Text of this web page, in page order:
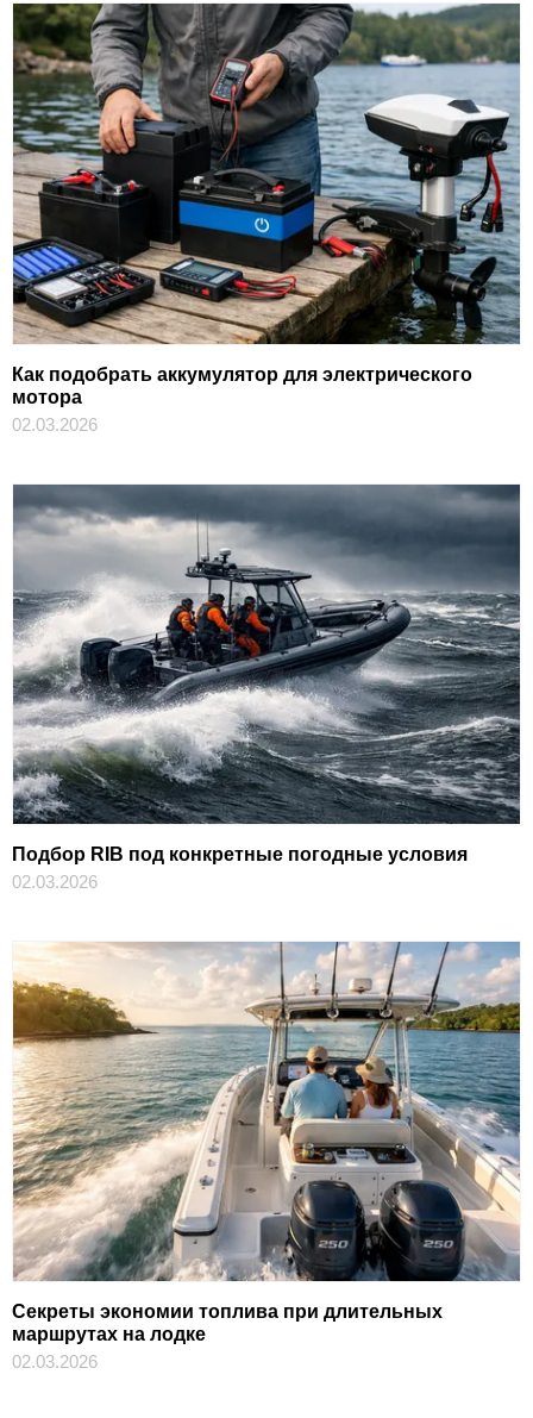
Как подобрать аккумулятор для электрического
мотора
02.03.2026
Подбор RIB под конкретные погодные условия
02.03.2026
Секреты экономии топлива при длительных
маршрутах на лодке
02.03.2026